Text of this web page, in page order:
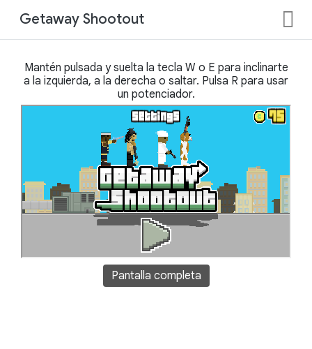
Getaway Shootout
Mantén pulsada y suelta la tecla W o E para inclinarte
a la izquierda, a la derecha o saltar. Pulsa R para usar
un potenciador.
Pantalla completa